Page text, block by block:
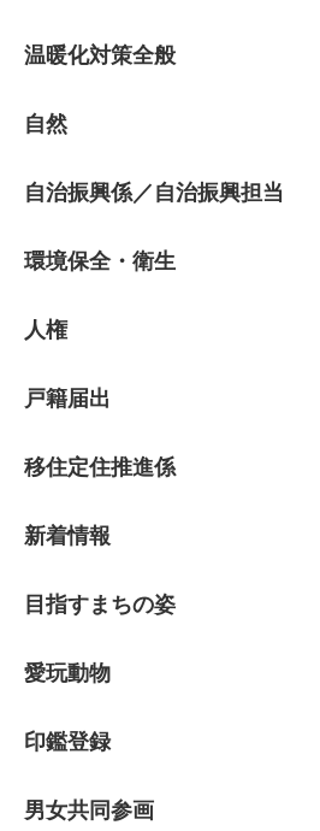
温暖化対策全般
自然
自治振興係／自治振興担当
環境保全・衛生
人権
戸籍届出
移住定住推進係
新着情報
目指すまちの姿
愛玩動物
印鑑登録
男女共同参画